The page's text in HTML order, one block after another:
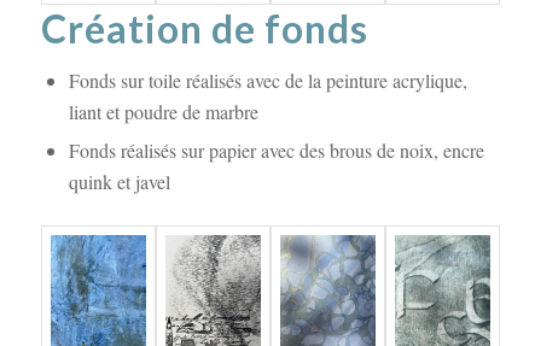
Création de fonds
Fonds sur toile réalisés avec de la peinture acrylique,
liant et poudre de marbre
Fonds réalisés sur papier avec des brous de noix, encre
quink et javel